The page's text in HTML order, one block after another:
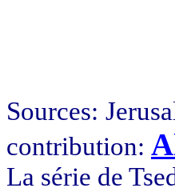
Sources:
contribution:
La série de